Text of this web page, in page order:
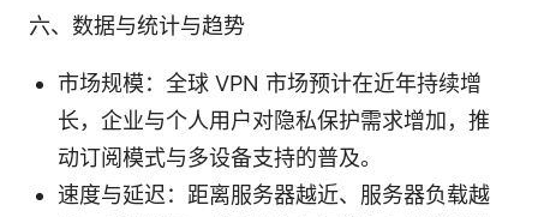
六、数据与统计与趋势
市场规模：全球 VPN 市场预计在近年持续增
长，企业与个人用户对隐私保护需求增加，推
动订阅模式与多设备支持的普及。
速度与延迟：距离服务器越近、服务器负载越